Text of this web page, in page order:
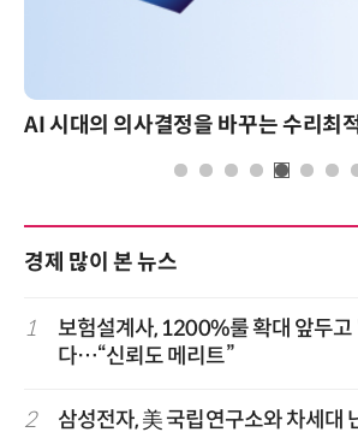
경제 많이 본 뉴스
1
보험설계사, 1200%룰 확대 앞두
다…“신뢰도 메리트”
2 삼성전자, 美 국립연구소와 차세대